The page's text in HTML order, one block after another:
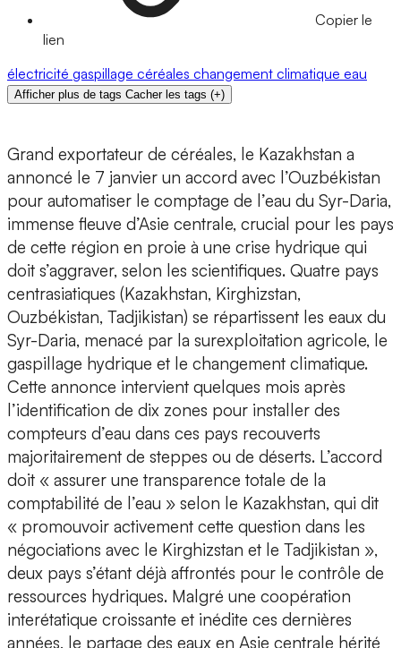
Copier le
lien
électricité gaspillage céréales changement climatique eau
Afficher plus de tags Cacher les tags (+)
Grand exportateur de céréales, le Kazakhstan a
annoncé le 7 janvier un accord avec l’Ouzbékistan
pour automatiser le comptage de l’eau du Syr-Daria,
immense fleuve d’Asie centrale, crucial pour les pays
de cette région en proie à une crise hydrique qui
doit s’aggraver, selon les scientifiques. Quatre pays
centrasiatiques (Kazakhstan, Kirghizstan,
Ouzbékistan, Tadjikistan) se répartissent les eaux du
Syr-Daria, menacé par la surexploitation agricole, le
gaspillage hydrique et le changement climatique.
Cette annonce intervient quelques mois après
l’identification de dix zones pour installer des
compteurs d’eau dans ces pays recouverts
majoritairement de steppes ou de déserts. L’accord
doit « assurer une transparence totale de la
comptabilité de l’eau » selon le Kazakhstan, qui dit
« promouvoir activement cette question dans les
négociations avec le Kirghizstan et le Tadjikistan »,
deux pays s’étant déjà affrontés pour le contrôle de
ressources hydriques. Malgré une coopération
interétatique croissante et inédite ces dernières
années, le partage des eaux en Asie centrale hérité